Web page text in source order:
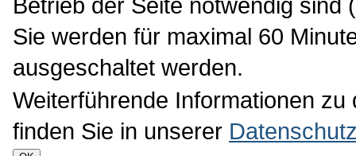
Sie werden für maximal 60
ausgeschaltet werden.
Weiterführende Informationen
finden Sie in unserer